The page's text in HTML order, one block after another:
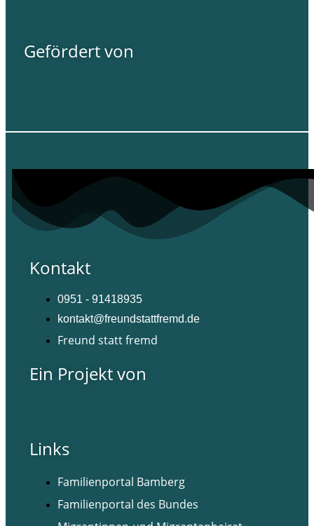
Gefördert von
Kontakt
0951 - 91418935
kontakt@freundstattfremd.de
Freund statt fremd
Ein Projekt von
Links
Familienportal Bamberg
Familienportal des Bundes